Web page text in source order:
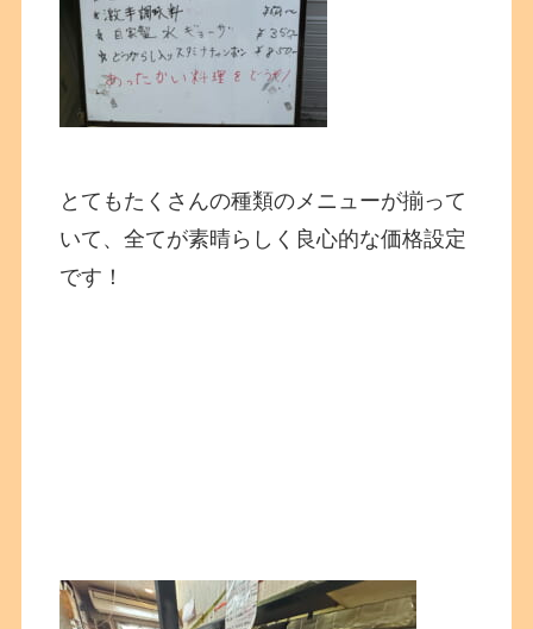
とてもたくさんの種類のメニューが揃って
いて、全てが素晴らしく良心的な価格設定
です！